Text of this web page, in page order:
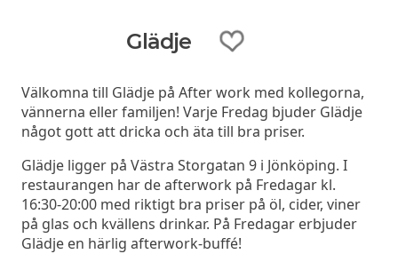
Glädje
Välkomna till Glädje på After work med kollegorna,
vännerna eller familjen! Varje Fredag bjuder Glädje
något gott att dricka och äta till bra priser.
Glädje ligger på Västra Storgatan 9 i Jönköping. I
restaurangen har de afterwork på Fredagar kl.
16:30-20:00 med riktigt bra priser på öl, cider, viner
på glas och kvällens drinkar. På Fredagar erbjuder
Glädje en härlig afterwork-buffé!